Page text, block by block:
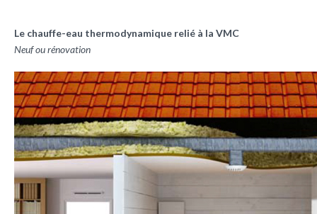
Le chauffe-eau thermodynamique relié à la VMC
Neuf ou rénovation